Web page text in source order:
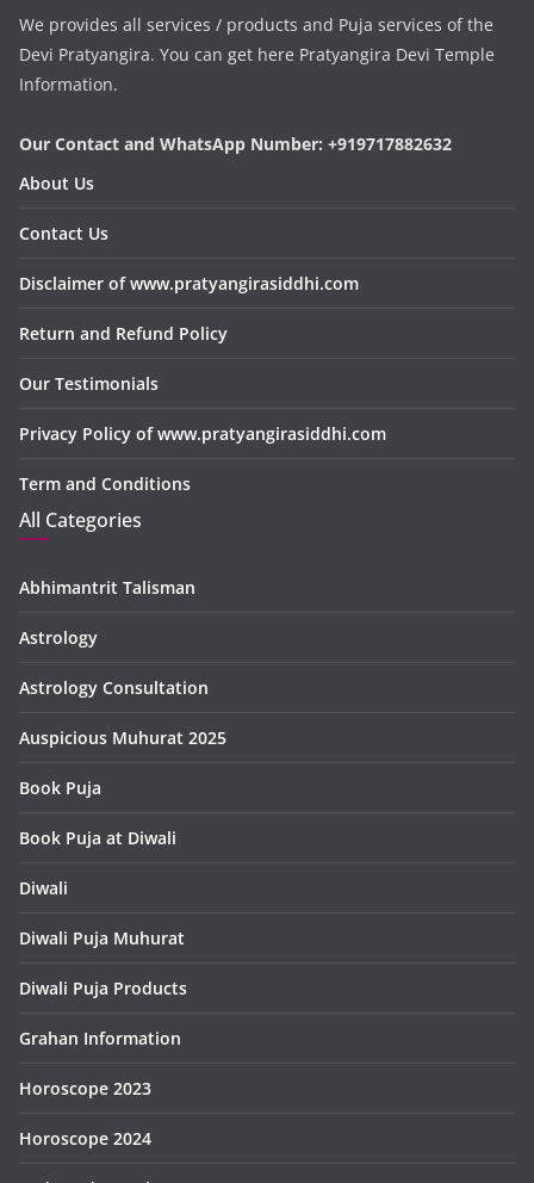
We provides all services / products and Puja services of the
Devi Pratyangira. You can get here Pratyangira Devi Temple
Information.
Our Contact and WhatsApp Number: +919717882632
About Us
Contact Us
Disclaimer of www.pratyangirasiddhi.com
Return and Refund Policy
Our Testimonials
Privacy Policy of www.pratyangirasiddhi.com
Term and Conditions
All Categories
Abhimantrit Talisman
Astrology
Astrology Consultation
Auspicious Muhurat 2025
Book Puja
Book Puja at Diwali
Diwali
Diwali Puja Muhurat
Diwali Puja Products
Grahan Information
Horoscope 2023
Horoscope 2024